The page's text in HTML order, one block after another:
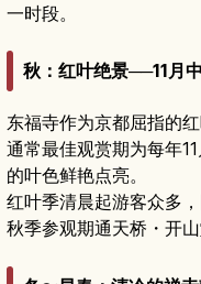
一时段。
秋：红叶绝景──11月
东福寺作为京都屈指的
通常最佳观赏期为每年
的叶色鲜艳点亮。
红叶季清晨起游客众多
秋季参观期通天桥・开